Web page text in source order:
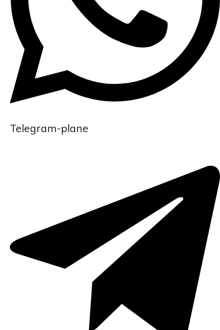
Telegram-plane